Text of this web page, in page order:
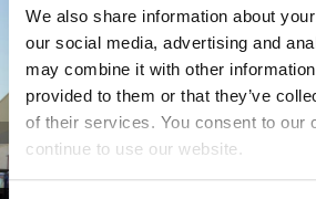
We also share information about
our social media, advertising and
may combine it with other
provided to them or that they’ve
of their services. You consent to our
continue to use our website.